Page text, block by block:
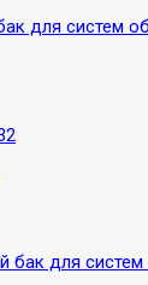
для систем